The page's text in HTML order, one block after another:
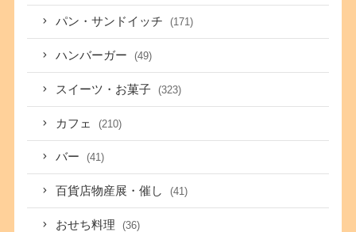
パン・サンドイッチ (171)
ハンバーガー (49)
スイーツ・お菓子 (323)
カフェ (210)
バー (41)
百貨店物産展・催し (41)
おせち料理 (36)